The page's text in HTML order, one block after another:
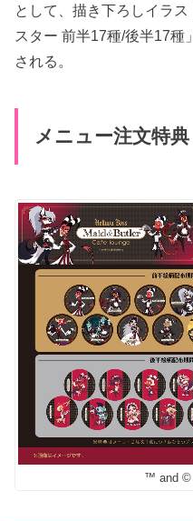
として、描き下ろしイラ
スター 前半17種/後半17種
される。
メニュー注文特典
™ and ©